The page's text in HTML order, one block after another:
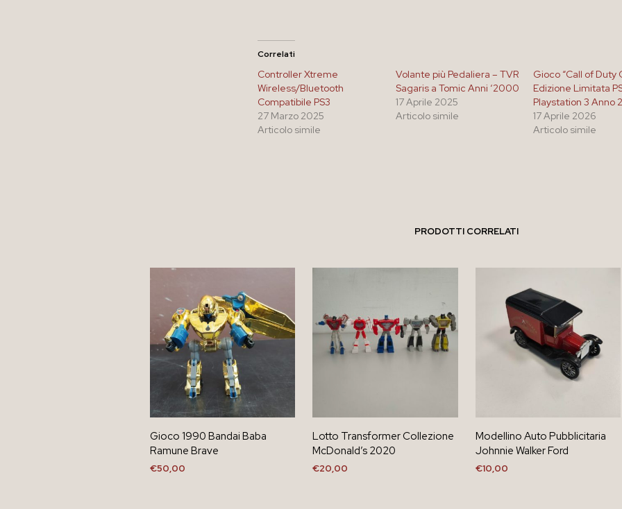
Correlati
Controller Xtreme
Wireless/Bluetooth
Compatibile PS3
27 Marzo 2025
Articolo simile
Volante più Pedaliera – TVR
Sagaris a Tomic Anni ‘2000
17 Aprile 2025
Articolo simile
Gioco “Call of Duty
Edizione Limitata
Playstation 3 Anno
17 Aprile 2026
Articolo simile
PRODOTTI CORRELATI
Gioco 1990 Bandai Baba
Ramune Brave
€50,00
Lotto Transformer Collezione
McDonald’s 2020
€20,00
Modellino Auto Pubblicitaria
Johnnie Walker Ford
€10,00